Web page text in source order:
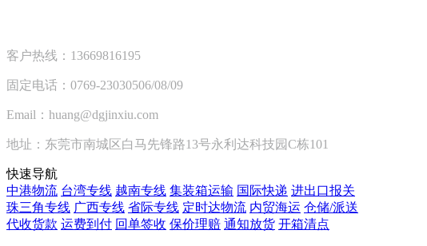
客户热线：13669816195
固定电话：0769-23030506/08/09
Email：huang@dgjinxiu.com
地址：东莞市南城区白马先锋路13号永利达科技园C栋101
快速导航
中港物流 台湾专线 越南专线 集装箱运输 国际快递 进出口报关
珠三角专线 广西专线 省际专线 定时达物流 内贸海运 仓储/派送
代收货款 运费到付 回单签收 保价理赔 通知放货 开箱清点